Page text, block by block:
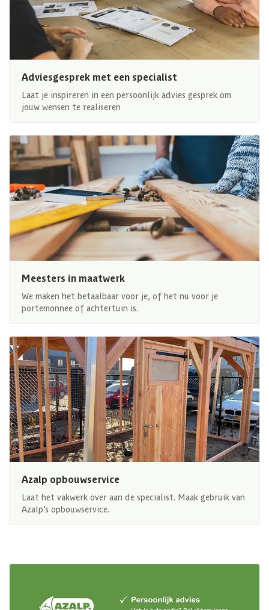
Adviesgesprek met een specialist
Laat je inspireren in een persoonlijk advies gesprek om
jouw wensen te realiseren
Meesters in maatwerk
We maken het betaalbaar voor je, of het nu voor je
portemonnee of achtertuin is.
Azalp opbouwservice
Laat het vakwerk over aan de specialist. Maak gebruik van
Azalp’s opbouwservice.